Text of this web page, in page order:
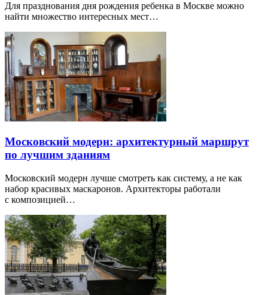
Для празднования дня рождения ребенка в Москве можно
найти множество интересных мест…
Московский модерн: архитектурный маршрут
по лучшим зданиям
Московский модерн лучше смотреть как систему, а не как
набор красивых маскаронов. Архитекторы работали
с композицией…